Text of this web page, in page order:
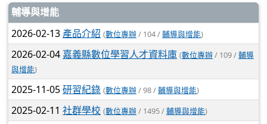
文章列表
輔導與增能
2026-02-13 產品介紹 (數位專辦/ 104 /輔導與增能)
2026-02-04 嘉義縣數位學習人才資料庫 (數位專辦/ 109 /輔導
與增能)
2025-11-05研習紀錄 (數位專辦/ 98 /輔導與增能)
2025-02-11 社群學校 (數位專辦/ 1495 /輔導與增能)